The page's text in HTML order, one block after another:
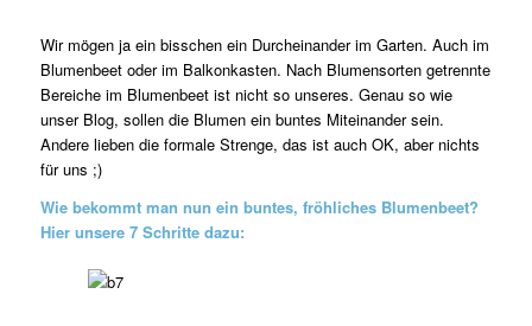
Wir mögen ja ein bisschen ein Durcheinander im Garten. Auch im
Blumenbeet oder im Balkonkasten. Nach Blumensorten getrennte
Bereiche im Blumenbeet ist nicht so unseres. Genau so wie
unser Blog, sollen die Blumen ein buntes Miteinander sein.
Andere lieben die formale Strenge, das ist auch OK, aber nichts
für uns ;)
Wie bekommt man nun ein buntes, fröhliches Blumenbeet?
Hier unsere 7 Schritte dazu: